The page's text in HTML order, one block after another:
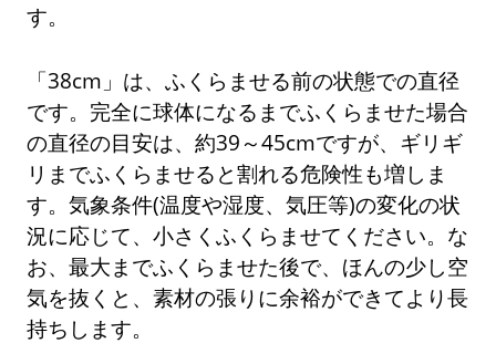
す。
「38cm」は、ふくらませる前の状態での直径
です。完全に球体になるまでふくらませた場合
の直径の目安は、約39～45cmですが、ギリギ
リまでふくらませると割れる危険性も増しま
す。気象条件(温度や湿度、気圧等)の変化の状
況に応じて、小さくふくらませてください。な
お、最大までふくらませた後で、ほんの少し空
気を抜くと、素材の張りに余裕ができてより長
持ちします。